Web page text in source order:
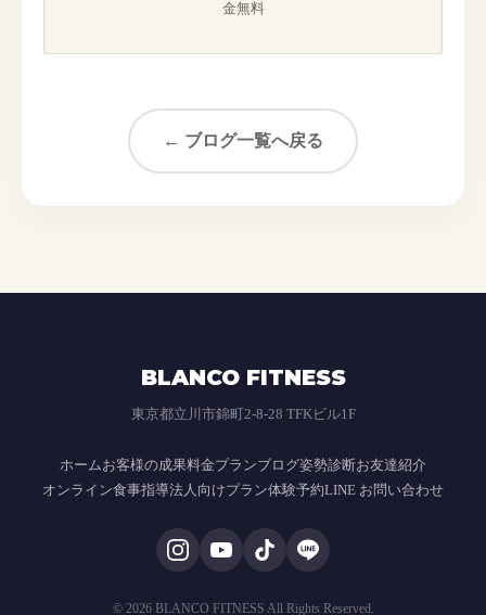
金無料
← ブログ一覧へ戻る
BLANCO FITNESS
東京都立川市錦町2-8-28 TFKビル1F
ホームお客様の成果料金プランブログ姿勢診断お友達紹介
オンライン食事指導法人向けプラン体験予約LINE お問い合わせ
© 2026 BLANCO FITNESS All Rights Reserved.